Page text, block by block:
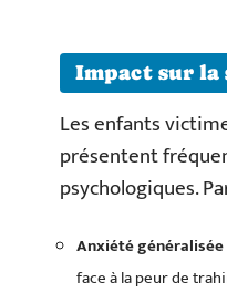
Impact sur la
Les enfants
présentent
psychologiques.
Anxiété généralisée
face à la peur de